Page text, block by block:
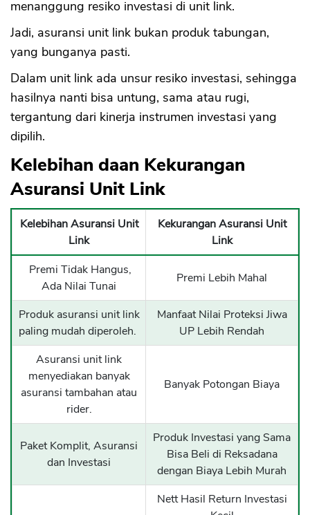
menanggung resiko investasi di unit link.
Jadi, asuransi unit link bukan produk tabungan,
yang bunganya pasti.
Dalam unit link ada unsur resiko investasi, sehingga
hasilnya nanti bisa untung, sama atau rugi,
tergantung dari kinerja instrumen investasi yang
dipilih.
Kelebihan daan Kekurangan
Asuransi Unit Link
Kelebihan Asuransi Unit
Link
Kekurangan Asuransi Unit
Link
Premi Tidak Hangus,
Ada Nilai Tunai
Premi Lebih Mahal
Produk asuransi unit link
paling mudah diperoleh.
Manfaat Nilai Proteksi Jiwa
UP Lebih Rendah
Asuransi unit link
menyediakan banyak
asuransi tambahan atau
rider.
Banyak Potongan Biaya
Paket Komplit, Asuransi
dan Investasi
Produk Investasi yang Sama
Bisa Beli di Reksadana
dengan Biaya Lebih Murah
Nett Hasil Return Investasi